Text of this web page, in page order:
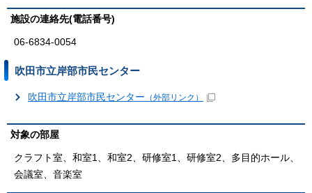
施設の連絡先(電話番号)
06-6834-0054
吹田市立岸部市民センター
吹田市立岸部市民センター （外部リンク）
対象の部屋
クラフト室、和室1、和室2、研修室1、研修室2、多目的ホール、
会議室、音楽室